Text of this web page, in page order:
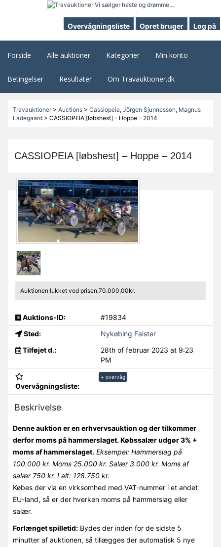
Overvågningsliste Opret bruger Log på
Forside Alle auktioner Kategorier Min konto
Betingelser Resultater Om Travauktioner.dk
Travauktioner> Auctions> Cassiopeia, Jörgen Sjunnesson, Magnus
Ladegaard> CASSIOPEIA [løbshest] – Hoppe – 2014
CASSIOPEIA [løbshest] – Hoppe – 2014
Auktionen lukket ved prisen:70.000,00kr.
Auktions-ID:
#19834
Sted:
Nykøbing Falster
Tilføjet d.:
28th of februar 2023 at 9:23
PM
Overvågningsliste:
+ overvåg
Beskrivelse
Denne auktion er en erhvervsauktion og der tilkommer
derfor moms på hammerslaget. Købssalær udgør 3% +
moms af hammerslaget. Eksempel: Hammerslag på
100.000 kr. Moms 25.000 kr. Salær 3.000 kr. Moms af
salær 750 kr. I alt: 128.750 kr.
Købes der via en virksomhed med VAT-nummer i et andet
EU-land, så er der hverken moms på hammerslag eller
salær.
Forlænget spilletid:Bydes der inden for de sidste 5
minutter af auktionen, så tillægges der automatisk 5 nye